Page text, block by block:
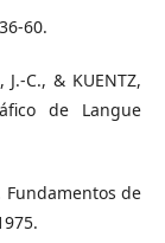
60.
J.-C., & KUENTZ,
de Langue
Fundamentos de